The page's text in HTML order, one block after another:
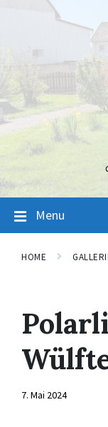
Menu
HOME
7. Mai 2024